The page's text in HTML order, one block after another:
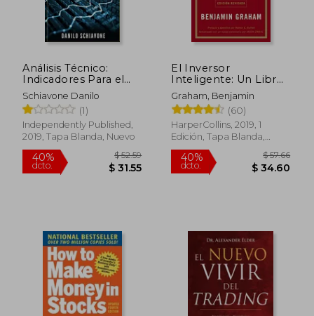
40%
dcto. $ 33.17
40%
dcto.
Análisis Técnico:
Indicadores Para el
Trading
Schiavone Danilo
(1)
Independently Published,
2019, Tapa Blanda, Nuevo
El Inversor
Inteligente: Un Libro
de Asesoramiento
Práctico
Graham, Benjamin
(60)
HarperCollins, 2019, 1
Edición, Tapa Blanda,
Nuevo